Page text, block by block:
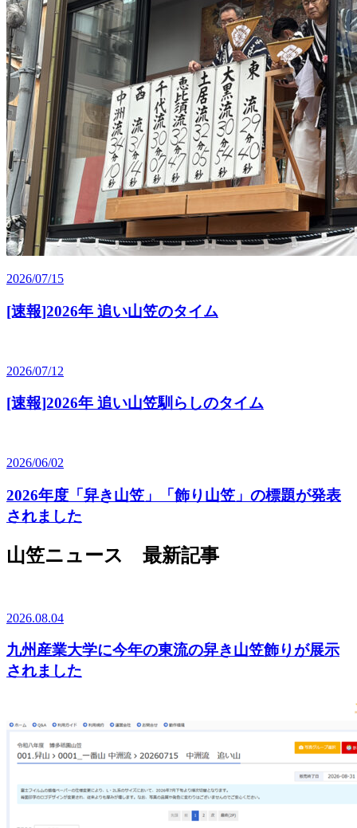
2026/07/15
[速報]2026年 追い山笠のタイム
2026/07/12
[速報]2026年 追い山笠馴らしのタイム
2026/06/02
2026年度「舁き山笠」「飾り山笠」の標題が発表
されました
山笠ニュース 最新記事
2026.08.04
九州産業大学に今年の東流の舁き山笠飾りが展示
されました